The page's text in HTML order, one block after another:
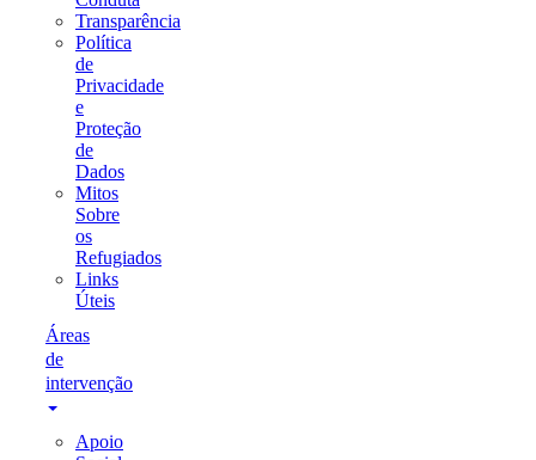
Transparência
Política
de
Privacidade
e
Proteção
de
Dados
Mitos
Sobre
os
Refugiados
Links
Úteis
Áreas
de
intervenção
Apoio